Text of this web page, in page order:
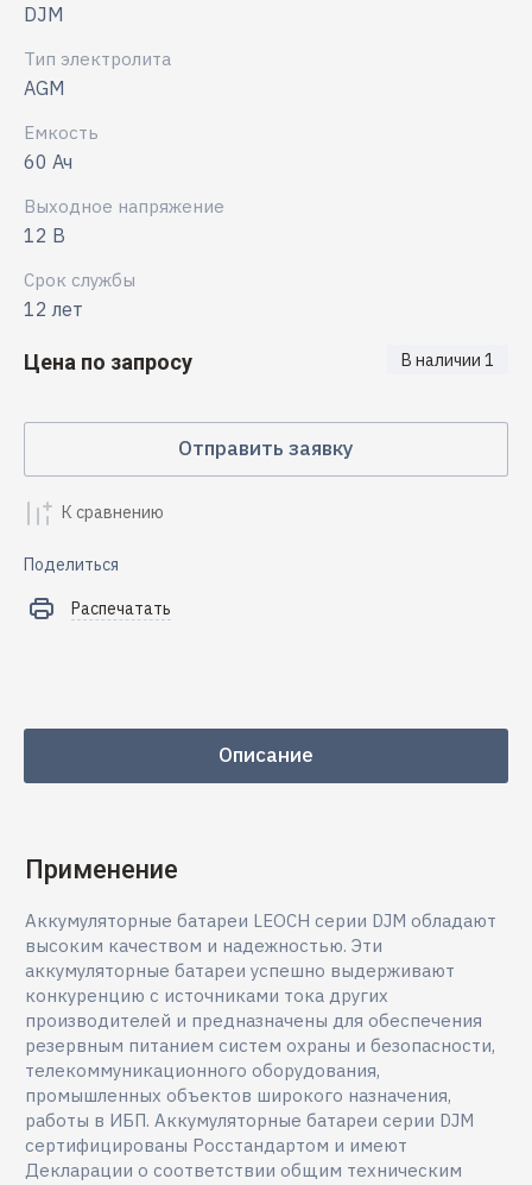
DJM
Тип электролита
AGM
Емкость
60 Ач
Выходное напряжение
12 В
Срок службы
12 лет
В наличии 1
Цена по запросу
Отправить заявку
К сравнению
Поделиться
Распечатать
Описание
Применение
Аккумуляторные батареи LEOCH серии DJM обладают
высоким качеством и надежностью. Эти
аккумуляторные батареи успешно выдерживают
конкуренцию с источниками тока других
производителей и предназначены для обеспечения
резервным питанием систем охраны и безопасности,
телекоммуникационного оборудования,
промышленных объектов широкого назначения,
работы в ИБП. Аккумуляторные батареи серии DJM
сертифицированы Росстандартом и имеют
Декларации о соответствии общим техническим